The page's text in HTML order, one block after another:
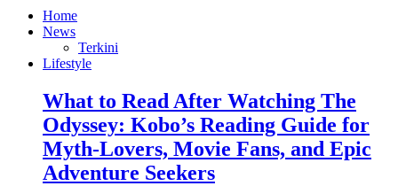
Home
News
Terkini
Lifestyle
What to Read After Watching The
Odyssey: Kobo’s Reading Guide for
Myth-Lovers, Movie Fans, and Epic
Adventure Seekers